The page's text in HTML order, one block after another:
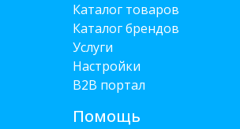
Каталог товаров
Каталог брендов
Услуги
Настройки
B2B портал
Помощь